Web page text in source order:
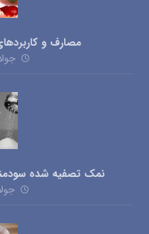
مصارف و
جولای
نمک تصفیه شده
جولای